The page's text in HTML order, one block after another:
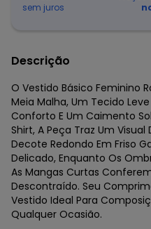
sem juros
Descrição
O Vestido Básico Feminino
Meia Malha, Um Tecido
Conforto E Um Caimento
Shirt, A Peça Traz Um
Decote Redondo Em Friso
Delicado, Enquanto Os
As Mangas Curtas
Descontraído. Seu
Vestido Ideal Para
Qualquer Ocasião.